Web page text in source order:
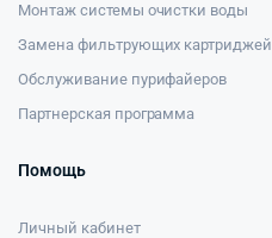
Монтаж системы очистки воды
Замена фильтрующих картриджей
Обслуживание пурифайеров
Партнерская программа
Помощь
Личный кабинет